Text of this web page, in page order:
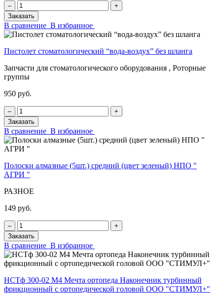
‒
+
Заказать
В сравнение В избранное
Пистолет стоматологический “вода-воздух” без шланга
Запчасти для стоматологического оборудования , Роторные
группы
950 руб.
‒
+
Заказать
В сравнение В избранное
Полоски алмазные (5шт.) средний (цвет зеленый) НПО "
АГРИ "
РАЗНОЕ
149 руб.
‒
+
Заказать
В сравнение В избранное
НСТф 300-02 М4 Мечта ортопеда Наконечник турбинный
фрикционный с ортопедической головой ООО "СТИМУЛ+"